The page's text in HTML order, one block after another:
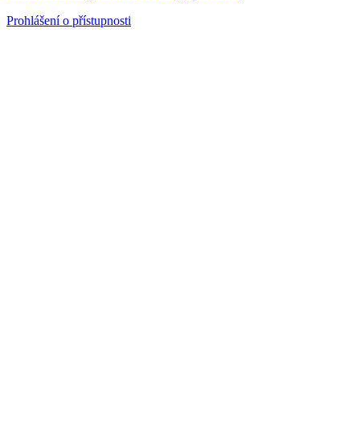
Prohlášení o přístupnosti